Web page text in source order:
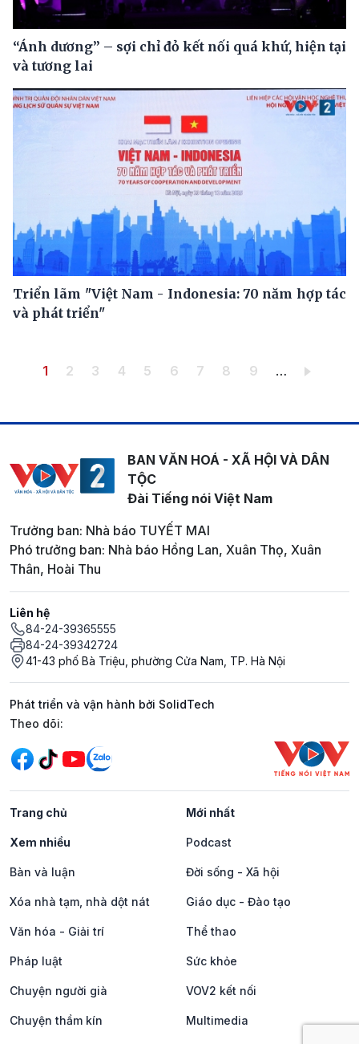
“Ánh dương” – sợi chỉ đỏ kết nối quá khứ, hiện tại
và tương lai
Triển lãm "Việt Nam - Indonesia: 70 năm hợp tác
và phát triển"
Pagination
Trang hiện thời
1 Trang
2 Trang
3 Trang
4 Trang
5 Trang
6 Trang
7 Trang
8 Trang
9 …
BAN VĂN HOÁ - XÃ HỘI VÀ DÂN
TỘC
Đài Tiếng nói Việt Nam
Trưởng ban: Nhà báo TUYẾT MAI
Phó trưởng ban: Nhà báo Hồng Lan, Xuân Thọ, Xuân
Thân, Hoài Thu
Liên hệ
84-24-39365555
84-24-39342724
41-43 phố Bà Triệu, phường Cửa Nam, TP. Hà Nội
Phát triển và vận hành bởi SolidTech
Mạng xã hội
Theo dõi:
Trang chủ Mới nhất
Xem nhiều Podcast
Bàn và luận Đời sống - Xã hội
Xóa nhà tạm, nhà dột nát Giáo dục - Đào tạo
Văn hóa - Giải trí Thể thao
Pháp luật Sức khỏe
Chuyện người già VOV2 kết nối
Chuyện thầm kín Multimedia